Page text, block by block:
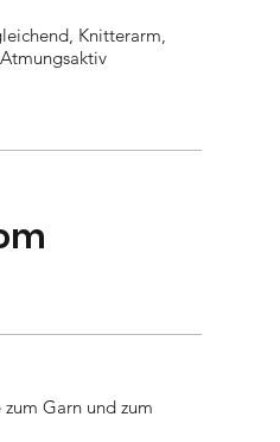
Knitterarm,
Garn und zum